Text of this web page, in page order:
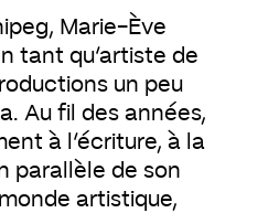
Marie-Ève
tant qu’artiste de
un peu
Au fil des années,
à l’écriture, à la
parallèle de son
artistique,